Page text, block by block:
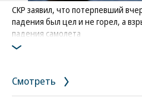
СКР заявил, что потерпевший
падения был цел и не горел, а
падения самолета
Фото: Коммерсантъ / Кристина
Смотреть